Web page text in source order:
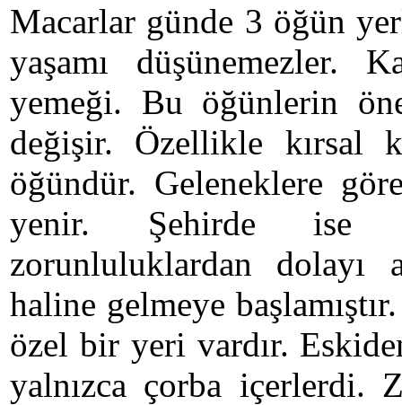
Macarlar günde 3 öğün
yaşamı düşünemezler.
yemeği. Bu öğünlerin
değişir. Özellikle kırsal
öğündür. Geleneklere
yenir. Şehirde ise
zorunluluklardan
haline gelmeye
özel bir yeri vardır.
yalnızca çorba içerlerdi.